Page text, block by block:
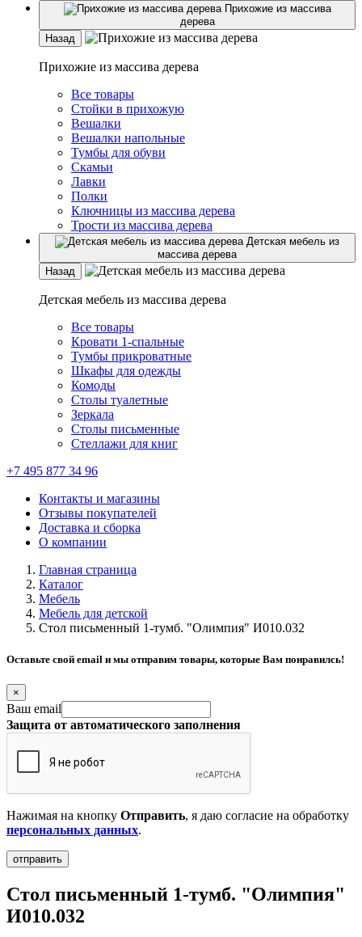
Прихожие из массива
дерева
Назад
Прихожие из массива дерева
Все товары
Стойки в прихожую
Вешалки
Вешалки напольные
Тумбы для обуви
Скамьи
Лавки
Полки
Ключницы из массива дерева
Трости из массива дерева
Детская мебель из
массива дерева
Назад
Детская мебель из массива дерева
Все товары
Кровати 1-спальные
Тумбы прикроватные
Шкафы для одежды
Комоды
Столы туалетные
Зеркала
Столы письменные
Стеллажи для книг
+7 495 877 34 96
Контакты и магазины
Отзывы покупателей
Доставка и сборка
О компании
Главная страница
Каталог
Мебель
Мебель для детской
Стол письменный 1-тумб. "Олимпия" И010.032
Оставьте свой email и мы отправим товары, которые Вам понравилсь!
×
Ваш email
Защита от автоматического заполнения
Нажимая на кнопку Отправить, я даю согласие на обработку
персональных данных.
Стол письменный 1-тумб. "Олимпия"
И010.032